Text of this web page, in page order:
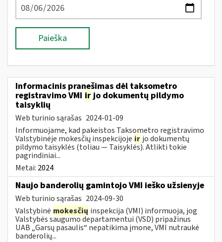
Paieška
Informacinis pranešimas dėl taksometro
registravimo VMI irjo dokumentų pildymo
taisyklių
Web turinio sąrašas 2024-01-09
Informuojame, kad pakeistos Taksometro registravimo
Valstybinėje mokesčių inspekcijoje ir jo dokumentų
pildymo taisyklės (toliau — Taisyklės). Atlikti tokie
pagrindiniai...
Metai: 2024
Naujo banderolių gamintojo VMI ieško užsienyje
Web turinio sąrašas 2024-09-30
Valstybinė mokesčių inspekcija (VMI) informuoja, jog
Valstybės saugumo departamentui (VSD) pripažinus
UAB „Garsų pasaulis“ nepatikima įmone, VMI nutraukė
banderolių...